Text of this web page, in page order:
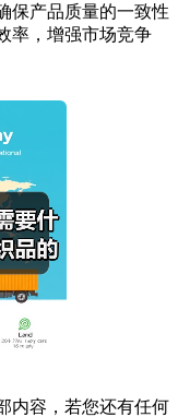
保产品质量的一致性
率，增强市场竞争
容，若您还有任何